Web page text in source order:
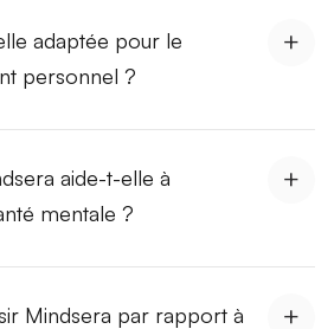
adaptée pour le
personnel ?
aide-t-elle à
mentale ?
Mindsera par rapport à